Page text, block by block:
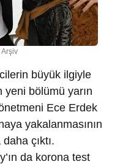
Arşiv
büyük ilgiyle
bölümü yarın
Ece Erdek
yakalanmasının
çıktı.
da korona test